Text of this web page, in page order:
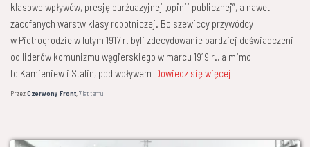
klasowo wpływów, presję burżuazyjnej „opinii publicznej”, a nawet
zacofanych warstw klasy robotniczej. Bolszewiccy przywódcy
w Piotrogrodzie w lutym 1917 r. byli zdecydowanie bardziej doświadczeni
od liderów komunizmu węgierskiego w marcu 1919 r., a mimo
to Kamieniew i Stalin, pod wpływem Dowiedz się więcej
PrzezCzerwony Front,7 lattemu